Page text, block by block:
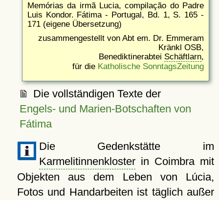
Memórias da irmã Lucia, compilação do Padre
Luis Kondor. Fátima - Portugal, Bd. 1, S. 165 -
171 (eigene Übersetzung)
zusammengestellt von Abt em. Dr. Emmeram
Kränkl OSB,
Benediktinerabtei Schäftlarn,
für die Katholische SonntagsZeitung
Die vollständigen Texte der
Engels- und Marien-Botschaften von
Fátima
Die Gedenkstätte im
Karmelitinnenklosterin Coimbra mit
Objekten aus dem Leben von Lúcia,
Fotos und Handarbeiten ist täglich außer